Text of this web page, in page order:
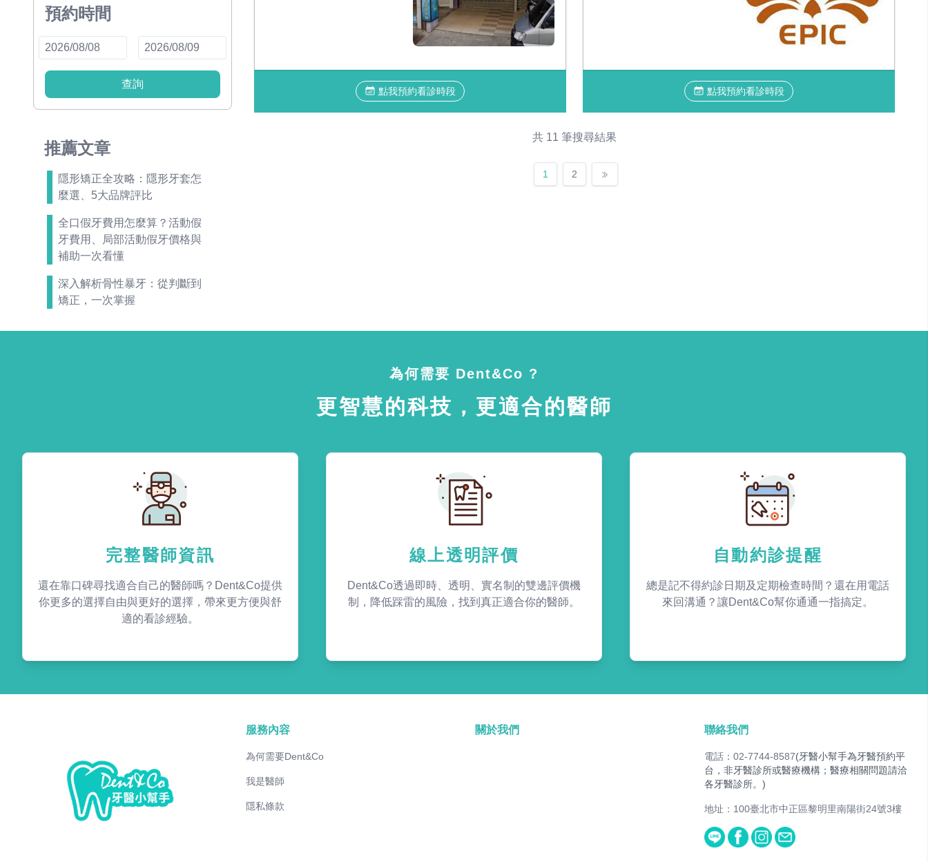
預約時間
查詢
推薦文章
隱形矯正全攻略：隱形牙套怎
麼選、5大品牌評比
全口假牙費用怎麼算？活動假
牙費用、局部活動假牙價格與
補助一次看懂
深入解析骨性暴牙：從判斷到
矯正，一次掌握
點我預約看診時段 點我預約看診時段
共 11 筆搜尋結果
1 2
為何需要 Dent&Co ?
更智慧的科技，更適合的醫師
完整醫師資訊
還在靠口碑尋找適合自己的醫師嗎？Dent&Co提供
你更多的選擇自由與更好的選擇，帶來更方便與舒
適的看診經驗。
線上透明評價
Dent&Co透過即時、透明、實名制的雙邊評價機
制，降低踩雷的風險，找到真正適合你的醫師。
自動約診提醒
總是記不得約診日期及定期檢查時間？還在用電話
來回溝通？讓Dent&Co幫你通通一指搞定。
服務內容
為何需要Dent&Co
我是醫師
隱私條款
關於我們 聯絡我們
電話：02-7744-8587(牙醫小幫手為牙醫預約平
台，非牙醫診所或醫療機構；醫療相關問題請洽
各牙醫診所。)
地址：100臺北市中正區黎明里南陽街24號3樓